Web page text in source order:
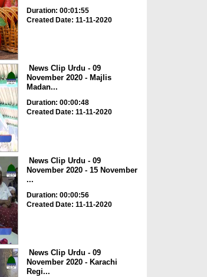
Duration: 00:01:55
Created Date: 11-11-2020
News Clip Urdu - 09
November 2020 - Majlis
Madan...
Duration: 00:00:48
Created Date: 11-11-2020
News Clip Urdu - 09
November 2020 - 15 November
...
Duration: 00:00:56
Created Date: 11-11-2020
News Clip Urdu - 09
November 2020 - Karachi
Regi...